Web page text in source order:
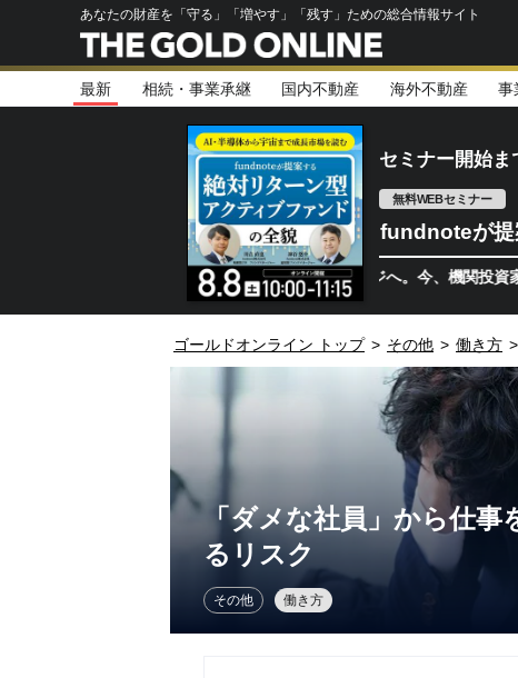
あなたの財産を「守る」「増やす」「残す」ための総合情報サイト
最新 相続・事業承継 国内不動産 海外不動産 事
セミナー開始ま
無料WEBセミナー
fundnoteが提
半導体相場は次のステージへ。今、機関投資家が注
ゴールドオンライン トップ > その他 > 働き方 >
「ダメな社員」から仕
るリスク
その他 働き方